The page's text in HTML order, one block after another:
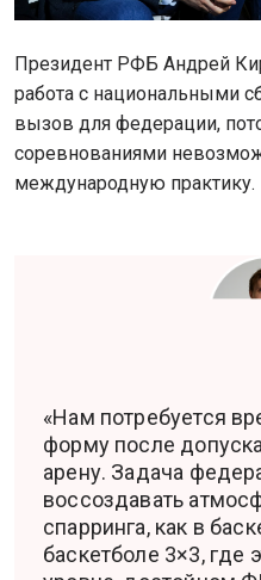
Президент РФБ Андрей
работа с национальными
вызов для федерации,
соревнованиями
международную практику.
«Нам потребуется
форму после
арену. Задача
воссоздавать
спарринга, как в
баскетболе 3×3, где